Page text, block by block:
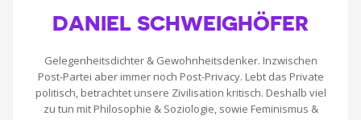
DANIEL SCHWEIGHÖFER
Gelegenheitsdichter & Gewohnheitsdenker. Inzwischen
Post-Partei aber immer noch Post-Privacy. Lebt das Private
politisch, betrachtet unsere Zivilisation kritisch. Deshalb viel
zu tun mit Philosophie & Soziologie, sowie Feminismus &